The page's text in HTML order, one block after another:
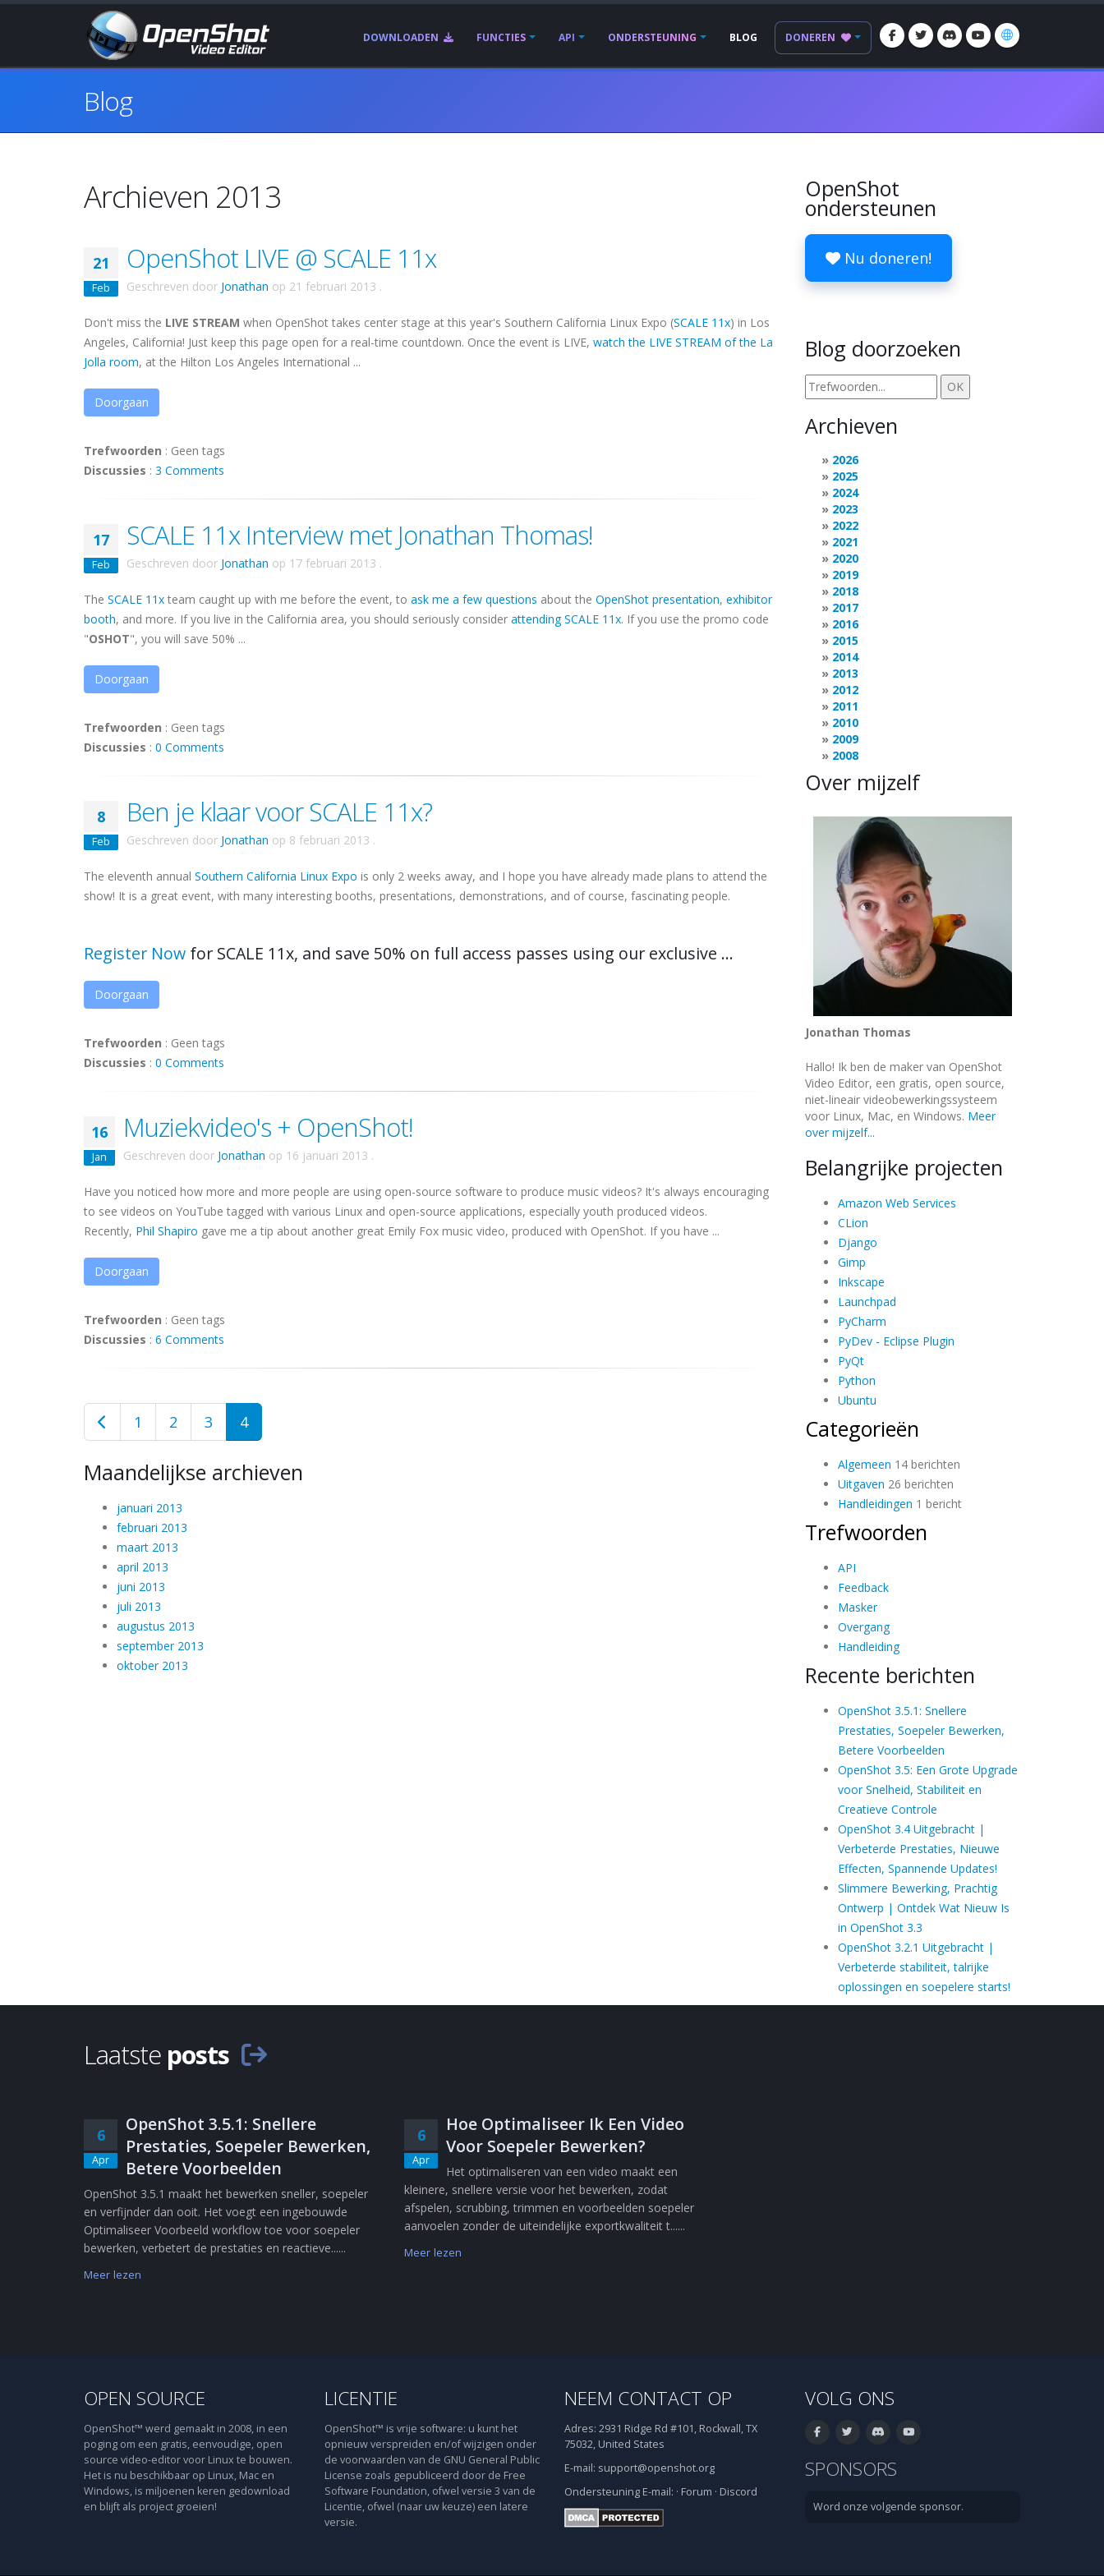
DOWNLOADEN FUNCTIES API ONDERSTEUNING BLOG DONEREN
Blog
Archieven 2013
21
Feb
OpenShot LIVE @ SCALE 11x
Geschreven door Jonathan op 21 februari 2013 .
Don't miss the LIVE STREAM when OpenShot takes center stage at this year's Southern California Linux Expo (SCALE 11x) in Los
Angeles, California! Just keep this page open for a real-time countdown. Once the event is LIVE, watch the LIVE STREAM of the La
Jolla room, at the Hilton Los Angeles International ...
Doorgaan
Trefwoorden : Geen tags
Discussies : 3 Comments
17
Feb
SCALE 11x Interview met Jonathan Thomas!
Geschreven door Jonathan op 17 februari 2013 .
The SCALE 11x team caught up with me before the event, to ask me a few questions about the OpenShot presentation, exhibitor
booth, and more. If you live in the California area, you should seriously consider attending SCALE 11x. If you use the promo code
"OSHOT", you will save 50% ...
Doorgaan
Trefwoorden : Geen tags
Discussies : 0 Comments
8
Feb
Ben je klaar voor SCALE 11x?
Geschreven door Jonathan op 8 februari 2013 .
The eleventh annual Southern California Linux Expo is only 2 weeks away, and I hope you have already made plans to attend the
show! It is a great event, with many interesting booths, presentations, demonstrations, and of course, fascinating people.
Register Now for SCALE 11x, and save 50% on full access passes using our exclusive ...
Doorgaan
Trefwoorden : Geen tags
Discussies : 0 Comments
16
Jan
Muziekvideo's + OpenShot!
Geschreven door Jonathan op 16 januari 2013 .
Have you noticed how more and more people are using open-source software to produce music videos? It's always encouraging
to see videos on YouTube tagged with various Linux and open-source applications, especially youth produced videos.
Recently, Phil Shapiro gave me a tip about another great Emily Fox music video, produced with OpenShot. If you have ...
Doorgaan
Trefwoorden : Geen tags
Discussies : 6 Comments
1 2 3 4
Maandelijkse archieven
januari 2013
februari 2013
maart 2013
april 2013
juni 2013
juli 2013
augustus 2013
september 2013
oktober 2013
OpenShot
ondersteunen
Nu doneren!
Blog doorzoeken
Archieven
2026
2025
2024
2023
2022
2021
2020
2019
2018
2017
2016
2015
2014
2013
2012
2011
2010
2009
2008
Over mijzelf
Jonathan Thomas
Hallo! Ik ben de maker van OpenShot
Video Editor, een gratis, open source,
niet-lineair videobewerkingssysteem
voor Linux, Mac, en Windows. Meer
over mijzelf...
Belangrijke projecten
Amazon Web Services
CLion
Django
Gimp
Inkscape
Launchpad
PyCharm
PyDev - Eclipse Plugin
PyQt
Python
Ubuntu
Categorieën
Algemeen 14 berichten
Uitgaven 26 berichten
Handleidingen 1 bericht
Trefwoorden
API
Feedback
Masker
Overgang
Handleiding
Recente berichten
OpenShot 3.5.1: Snellere
Prestaties, Soepeler Bewerken,
Betere Voorbeelden
OpenShot 3.5: Een Grote Upgrade
voor Snelheid, Stabiliteit en
Creatieve Controle
OpenShot 3.4 Uitgebracht |
Verbeterde Prestaties, Nieuwe
Effecten, Spannende Updates!
Slimmere Bewerking, Prachtig
Ontwerp | Ontdek Wat Nieuw Is
in OpenShot 3.3
OpenShot 3.2.1 Uitgebracht |
Verbeterde stabiliteit, talrijke
oplossingen en soepelere starts!
Laatste posts
6
Apr
OpenShot 3.5.1: Snellere
Prestaties, Soepeler Bewerken,
Betere Voorbeelden
OpenShot 3.5.1 maakt het bewerken sneller, soepeler
en verfijnder dan ooit. Het voegt een ingebouwde
Optimaliseer Voorbeeld workflow toe voor soepeler
bewerken, verbetert de prestaties en reactieve......
Meer lezen
6
Apr
Hoe Optimaliseer Ik Een Video
Voor Soepeler Bewerken?
Het optimaliseren van een video maakt een
kleinere, snellere versie voor het bewerken, zodat
afspelen, scrubbing, trimmen en voorbeelden soepeler
aanvoelen zonder de uiteindelijke exportkwaliteit t......
Meer lezen
OPEN SOURCE
OpenShot™ werd gemaakt in 2008, in een
poging om een gratis, eenvoudige, open
source video-editor voor Linux te bouwen.
Het is nu beschikbaar op Linux, Mac en
Windows, is miljoenen keren gedownload
en blijft als project groeien!
LICENTIE
OpenShot™ is vrije software: u kunt het
opnieuw verspreiden en/of wijzigen onder
de voorwaarden van de GNU General Public
License zoals gepubliceerd door de Free
Software Foundation, ofwel versie 3 van de
Licentie, ofwel (naar uw keuze) een latere
versie.
NEEM CONTACT OP
Adres: 2931 Ridge Rd #101, Rockwall, TX
75032, United States
E-mail: support@openshot.org
Ondersteuning E-mail: · Forum · Discord
VOLG ONS
SPONSORS
Word onze volgende sponsor.